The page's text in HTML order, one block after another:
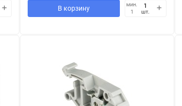
В корзину
мин.
1
шт.